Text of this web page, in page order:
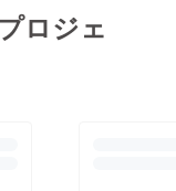
低でも
50万円
ロジェ